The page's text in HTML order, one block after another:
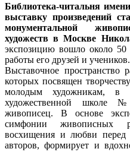
Библиотека-читальня
выставку произведений
монументальной
художеств в Москве
экспозицию вошло около 50
работы его друзей и учеников.
Выставочное пространство
которых посвящен
молодым художникам, в
художественной школе
живописец. В основе
симфонии живописных
восхищения и любви перед
авторов, формирует и